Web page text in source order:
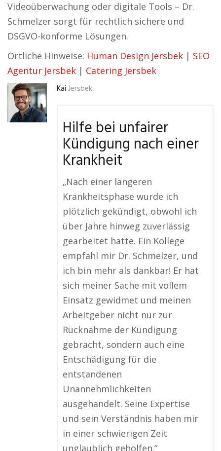
Videoüberwachung oder digitale Tools – Dr.
Schmelzer sorgt für rechtlich sichere und
DSGVO-konforme Lösungen.
Örtliche Hinweise: Human Design Jersbek | SEO
Agentur Jersbek | Catering Jersbek
Kai Jersbek
Hilfe bei unfairer
Kündigung nach einer
Krankheit
„Nach einer längeren
Krankheitsphase wurde ich
plötzlich gekündigt, obwohl ich
über Jahre hinweg zuverlässig
gearbeitet hatte. Ein Kollege
empfahl mir Dr. Schmelzer, und
ich bin mehr als dankbar! Er hat
sich meiner Sache mit vollem
Einsatz gewidmet und meinen
Arbeitgeber nicht nur zur
Rücknahme der Kündigung
gebracht, sondern auch eine
Entschädigung für die
entstandenen
Unannehmlichkeiten
ausgehandelt. Seine Expertise
und sein Verständnis haben mir
in einer schwierigen Zeit
unglaublich geholfen.“